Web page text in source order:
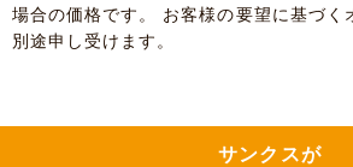
場合の価格です。 お客様の要望に基づく
別途申し受けます。
サンクスが